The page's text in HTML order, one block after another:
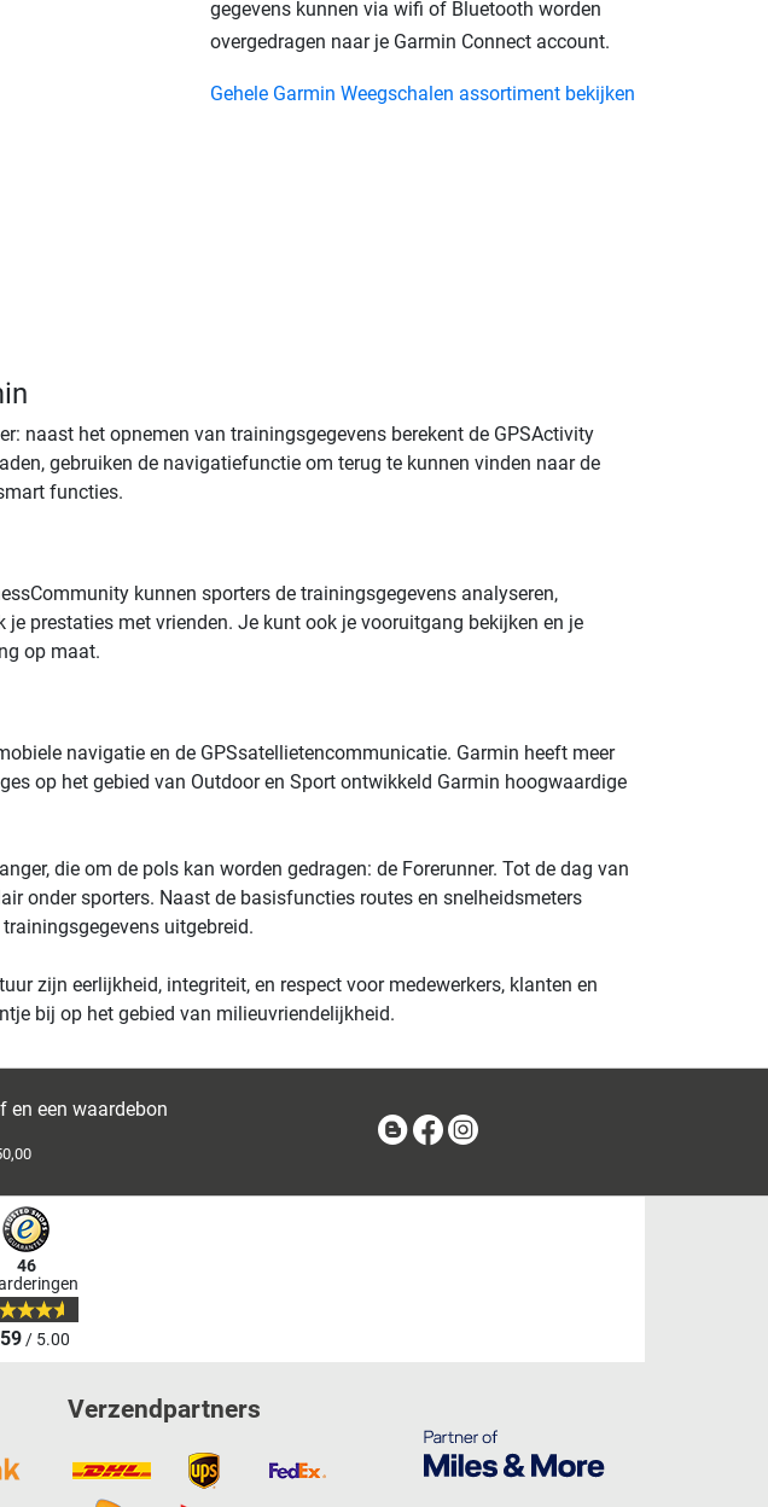
gegevens kunnen via wifi of Bluetooth worden
overgedragen naar je Garmin Connect account.
Gehele Garmin Weegschalen assortiment bekijken
naast het opnemen van trainingsgegevens berekent de GPS­Activity
gebruiken de navigatiefunctie om terug te kunnen vinden naar de
functies.
kunnen sporters de trainingsgegevens analyseren,
prestaties met vrienden. Je kunt ook je vooruitgang bekijken en je
op maat.
navigatie en de GPS­satellietencommunicatie. Garmin heeft meer
op het gebied van Outdoor en Sport ontwikkeld Garmin hoogwaardige
die om de pols kan worden gedragen: de Forerunner. Tot de dag van
onder sporters. Naast de basisfuncties routes­ en snelheidsmeters
uitgebreid.
zijn eerlijkheid, integriteit, en respect voor medewerkers, klanten en
bij op het gebied van milieuvriendelijkheid.
en een waardebon
BlogFacebook
46
/ 5.00
Verzendpartners